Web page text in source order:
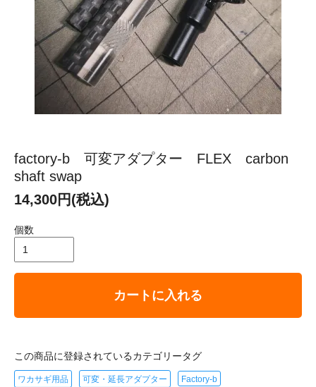
factory-b 可変アダプター FLEX carbon
shaft swap
14,300円(税込)
個数
カートに入れる
この商品に登録されているカテゴリータグ
ワカサギ用品 可変・延長アダプター Factory-b